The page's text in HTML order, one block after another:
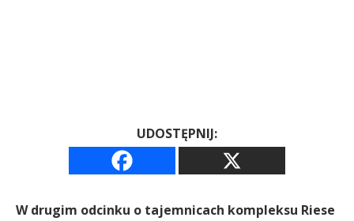
UDOSTĘPNIJ:
W drugim odcinku o tajemnicach kompleksu Riese